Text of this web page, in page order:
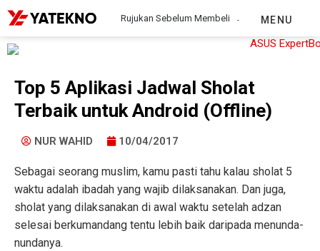
Rujukan Sebelum Membeli MENU
Top 5 Aplikasi Jadwal Sholat
Terbaik untuk Android (Offline)
NUR WAHID 10/04/2017
Sebagai seorang muslim, kamu pasti tahu kalau sholat 5
waktu adalah ibadah yang wajib dilaksanakan. Dan juga,
sholat yang dilaksanakan di awal waktu setelah adzan
selesai berkumandang tentu lebih baik daripada menunda-
nundanya.